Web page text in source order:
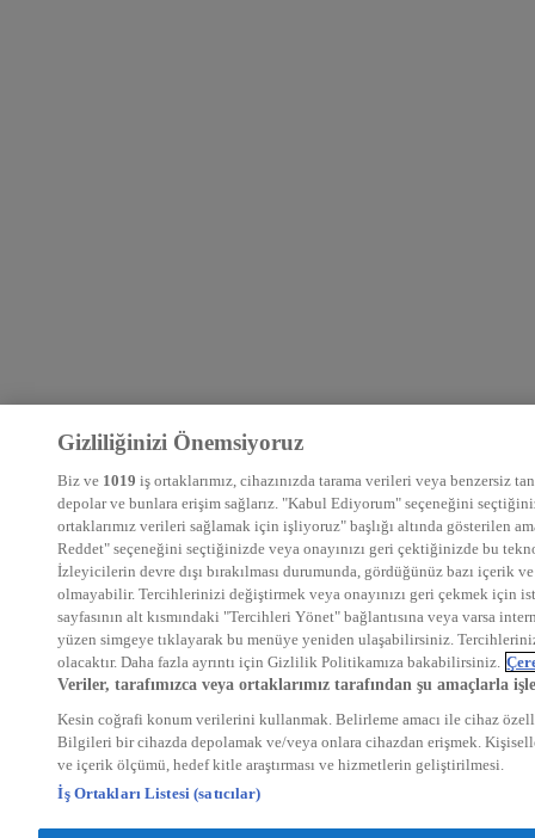
Gizliliğinizi Önemsiyoruz
Biz ve 1019 iş ortaklarımız, cihazınızda tarama verileri veya benzersiz
depolar ve bunlara erişim sağlarız. "Kabul Ediyorum" seçeneğini
ortaklarımız verileri sağlamak için işliyoruz" başlığı altında gösterilen
Reddet" seçeneğini seçtiğinizde veya onayınızı geri çektiğinizde bu
İzleyicilerin devre dışı bırakılması durumunda, gördüğünüz bazı içerik
olmayabilir. Tercihlerinizi değiştirmek veya onayınızı geri çekmek için
sayfasının alt kısmındaki "Tercihleri Yönet" bağlantısına veya varsa
yüzen simgeye tıklayarak bu menüye yeniden ulaşabilirsiniz.
olacaktır. Daha fazla ayrıntı için Gizlilik Politikamıza bakabilirsiniz.
Veriler, tarafımızca veya ortaklarımız tarafından şu amaçlarla
Kesin coğrafi konum verilerini kullanmak. Belirleme amacı ile cihaz
Bilgileri bir cihazda depolamak ve/veya onlara cihazdan erişmek.
ve içerik ölçümü, hedef kitle araştırması ve hizmetlerin geliştirilmesi.
İş Ortakları Listesi (satıcılar)